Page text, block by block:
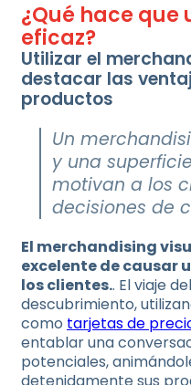
¿Qué hace que
eficaz?
Utilizar el
destacar las
productos
Un
y una
motivan a los
decisiones de
El merchandising
excelente de causar
los clientes.. El viaje
descubrimiento,
como tarjetas de
entablar una
potenciales,